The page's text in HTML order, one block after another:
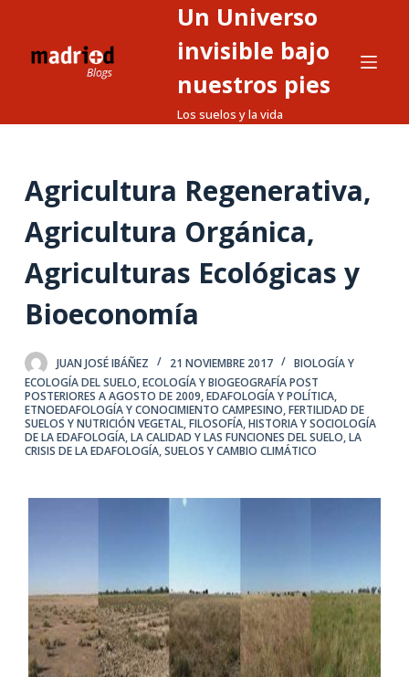
o
d
o
Un Universo
invisible bajo
nuestros pies
Los suelos y la vida
Agricultura Regenerativa,
Agricultura Orgánica,
Agriculturas Ecológicas y
Bioeconomía
JUAN JOSÉ IBÁÑEZ 21 NOVIEMBRE 2017
BIOLOGÍA Y
ECOLOGÍA DEL SUELO,ECOLOGÍA Y BIOGEOGRAFÍA POST
POSTERIORES A AGOSTO DE 2009,EDAFOLOGÍA Y POLÍTICA,
ETNOEDAFOLOGÍA Y CONOCIMIENTO CAMPESINO,FERTILIDAD DE
SUELOS Y NUTRICIÓN VEGETAL,FILOSOFÍA, HISTORIA Y SOCIOLOGÍA
DE LA EDAFOLOGÍA,LA CALIDAD Y LAS FUNCIONES DEL SUELO,LA
CRISIS DE LA EDAFOLOGÍA,SUELOS Y CAMBIO CLIMÁTICO